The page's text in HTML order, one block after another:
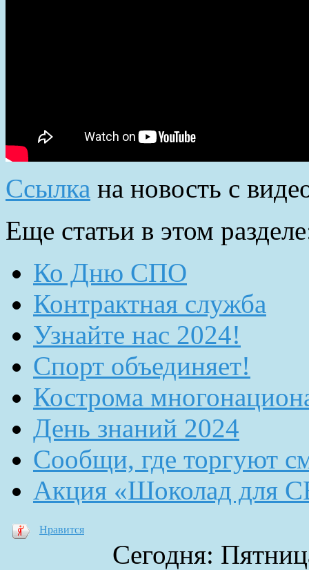
Ссылка на новость с
Еще статьи в этом
Ко Дню СПО
Контрактная служба
Узнайте нас 2024!
Спорт объединяет!
Кострома
День знаний 2024
Сообщи, где торгуют
Акция «Шоколад для
Нравится
Сегодня: